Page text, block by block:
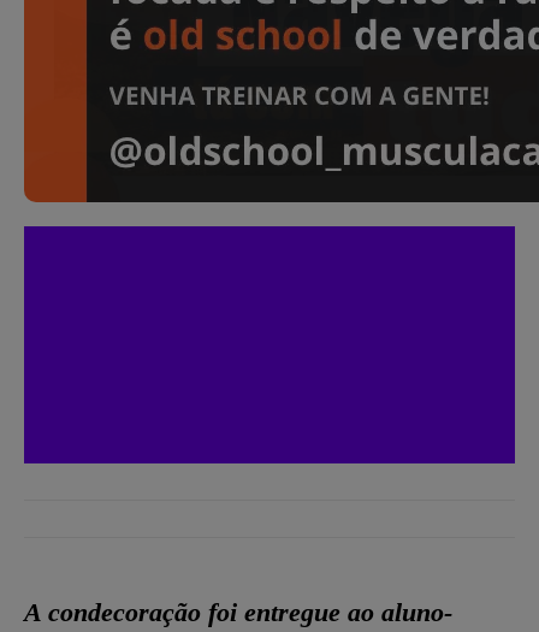
A condecoração foi entregue ao aluno-